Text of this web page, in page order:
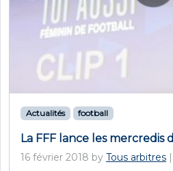
Actualités football
La FFF lance les mercredis
16 février 2018 by Tous arbitres |